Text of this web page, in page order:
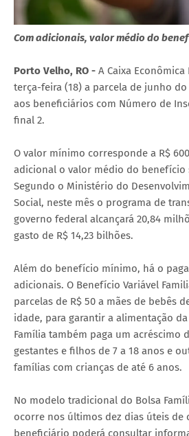
Com adicionais, valor médio do
Porto Velho, RO - A Caixa
terça-feira (18) a parcela de junho
aos beneficiários com Número de
final 2.
O valor mínimo corresponde a R$
adicional o valor médio do benefício
Segundo o Ministério do
Social, neste mês o programa de
governo federal alcançará 20,84
gasto de R$ 14,23 bilhões.
Além do benefício mínimo, há o
adicionais. O Benefício Variável
parcelas de R$ 50 a mães de bebês
idade, para garantir a alimentação
Família também paga um acréscimo
gestantes e filhos de 7 a 18 anos e
famílias com crianças de até 6 anos.
No modelo tradicional do Bolsa
ocorre nos últimos dez dias úteis de
beneficiário poderá consultar